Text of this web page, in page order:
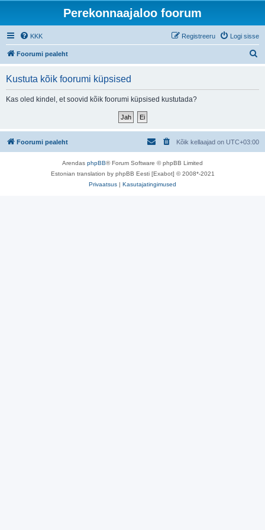
Perekonnaajaloo foorum
KKK Logi sisse
Registreeru
Foorumi pealeht
Kustuta kõik foorumi küpsised
Kas oled kindel, et soovid kõik foorumi küpsised kustutada?
Foorumi pealeht Kõik kellaajad on UTC+03:00
Arendas phpBB® Forum Software © phpBB Limited
Estonian translation by phpBB Eesti [Exabot] © 2008*-2021
Privaatsus | Kasutajatingimused